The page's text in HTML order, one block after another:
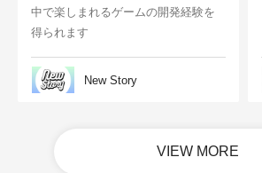
中で楽しまれるゲームの開発経験を
得られます
New Story
VIEW MORE